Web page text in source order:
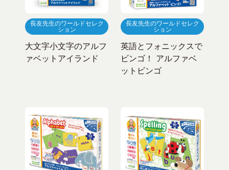
長友先生のワールドセレク
ション
大文字小文字のアルフ
ァベットアイランド
長友先生のワールドセレク
ション
英語とフォニックスで
ビンゴ！ アルファベ
ットビンゴ